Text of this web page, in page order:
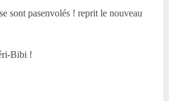
sont pasenvolés ! reprit le nouveau
Bibi !